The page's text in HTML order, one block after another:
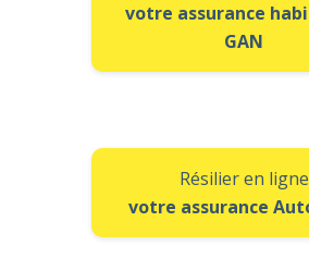
votre assurance
GAN
Résilier en ligne
votre assurance